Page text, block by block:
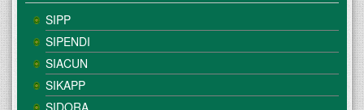
SIPP
SIPENDI
SIACUN
SIKAPP